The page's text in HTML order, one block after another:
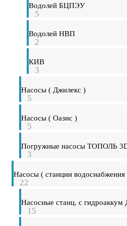
Водолей БЦПЭУ
5
Водолей НВП
2
КИВ
3
Насосы ( Джилекс )
5
Насосы ( Оазис )
5
Погружные насосы ТОПОЛЬ
3
Насосы ( станции водоснабжения
22
Насосные станц. с гидроаккум
15